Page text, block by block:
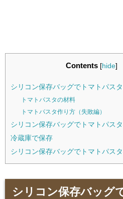
Contents [hide]
シリコン保存バッグでトマトパス
トマトパスタの材料
トマトパスタ作り方（失敗編）
シリコン保存バッグでトマトパス
冷蔵庫で保存
シリコン保存バッグでトマトパス
シリコン保存バッグ